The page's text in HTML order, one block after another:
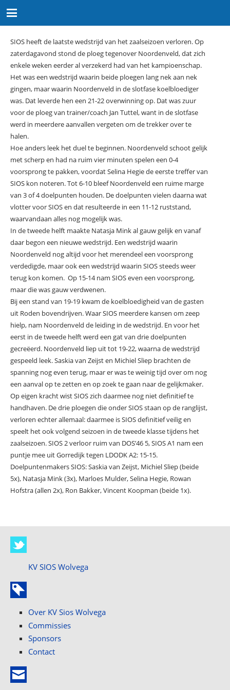
SIOS heeft de laatste wedstrijd van het zaalseizoen verloren. Op
zaterdagavond stond de ploeg tegenover Noordenveld, dat zich
enkele weken eerder al verzekerd had van het kampioenschap.
Het was een wedstrijd waarin beide ploegen lang nek aan nek
gingen, maar waarin Noordenveld in de slotfase koelbloediger
was. Dat leverde hen een 21-22 overwinning op. Dat was zuur
voor de ploeg van trainer/coach Jan Tuttel, want in de slotfase
werd in meerdere aanvallen vergeten om de trekker over te
halen.
Hoe anders leek het duel te beginnen. Noordenveld schoot gelijk
met scherp en had na ruim vier minuten spelen een 0-4
voorsprong te pakken, voordat Selina Hegie de eerste treffer van
SIOS kon noteren. Tot 6-10 bleef Noordenveld een ruime marge
van 3 of 4 doelpunten houden. De doelpunten vielen daarna wat
vlotter voor SIOS en dat resulteerde in een 11-12 ruststand,
waarvandaan alles nog mogelijk was.
In de tweede helft maakte Natasja Mink al gauw gelijk en vanaf
daar begon een nieuwe wedstrijd. Een wedstrijd waarin
Noordenveld nog altijd voor het merendeel een voorsprong
verdedigde, maar ook een wedstrijd waarin SIOS steeds weer
terug kon komen. Op 15-14 nam SIOS even een voorsprong,
maar die was gauw verdwenen.
Bij een stand van 19-19 kwam de koelbloedigheid van de gasten
uit Roden bovendrijven. Waar SIOS meerdere kansen om zeep
hielp, nam Noordenveld de leiding in de wedstrijd. En voor het
eerst in de tweede helft werd een gat van drie doelpunten
gecreëerd. Noordenveld liep uit tot 19-22, waarna de wedstrijd
gespeeld leek. Saskia van Zeijst en Michiel Sliep brachten de
spanning nog even terug, maar er was te weinig tijd over om nog
een aanval op te zetten en op zoek te gaan naar de gelijkmaker.
Op eigen kracht wist SIOS zich daarmee nog niet definitief te
handhaven. De drie ploegen die onder SIOS staan op de ranglijst,
verloren echter allemaal: daarmee is SIOS definitief veilig en
speelt het ook volgend seizoen in de tweede klasse tijdens het
zaalseizoen. SIOS 2 verloor ruim van DOS’46 5, SIOS A1 nam een
puntje mee uit Gorredijk tegen LDODK A2: 15-15.
Doelpuntenmakers SIOS: Saskia van Zeijst, Michiel Sliep (beide
5x), Natasja Mink (3x), Marloes Mulder, Selina Hegie, Rowan
Hofstra (allen 2x), Ron Bakker, Vincent Koopman (beide 1x).
KV SIOS Wolvega
Over KV Sios Wolvega
Commissies
Sponsors
Contact